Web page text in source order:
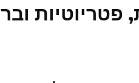
פטריוטיות